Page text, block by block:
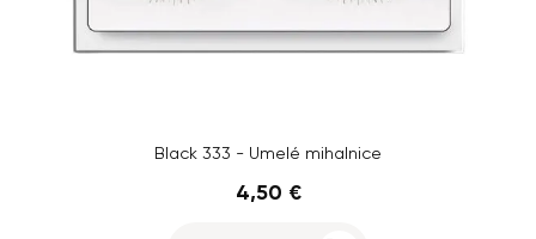
Black 333 - Umelé mihalnice
4,50 €